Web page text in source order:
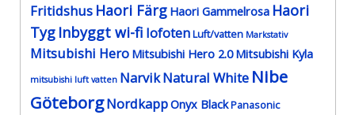
Fritidshus Haori Färg Haori Gammelrosa Haori
Tyg Inbyggt wi-fi lofotenLuft/vatten Markstativ
Mitsubishi Hero Mitsubishi Hero 2.0 Mitsubishi Kyla
mitsubishi luft vatten NarvikNatural White Nibe
GöteborgNordkappOnyx BlackPanasonic